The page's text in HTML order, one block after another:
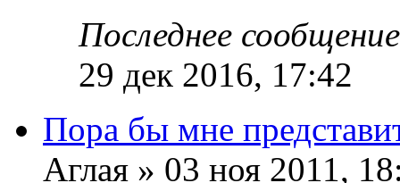
Последнее
29 дек 2016, 17:42
Пора бы мне
Аглая » 03 ноя 2011,